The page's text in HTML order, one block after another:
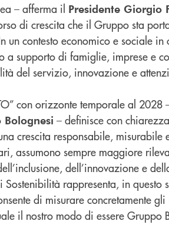
– afferma il Presidente Giorgio
di crescita che il Gruppo sta
contesto economico e sociale in
a supporto di famiglie, imprese e
del servizio, innovazione e
con orizzonte temporale al 2028
– definisce con
crescita responsabile, misurabile
assumono sempre maggiore
dell’innovazione e
rappresenta, in questo
di misurare concretamente
il nostro modo di essere Gruppo